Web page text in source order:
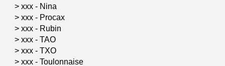
> xxx - Nina
> xxx - Procax
> xxx - Rubin
> xxx - TAO
> xxx - TXO
> xxx - Toulonnaise